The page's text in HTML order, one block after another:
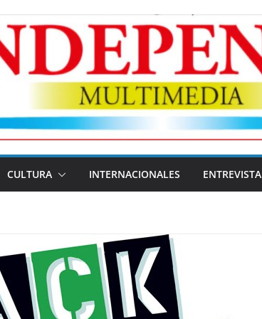
CULTURA INTERNACIONALES ENTREVISTA